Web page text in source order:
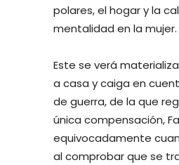
polares, el hogar y la
mentalidad en la mujer.
Este se verá
a casa y caiga en
de guerra, de la que
única compensación,
equivocadamente
al comprobar que se